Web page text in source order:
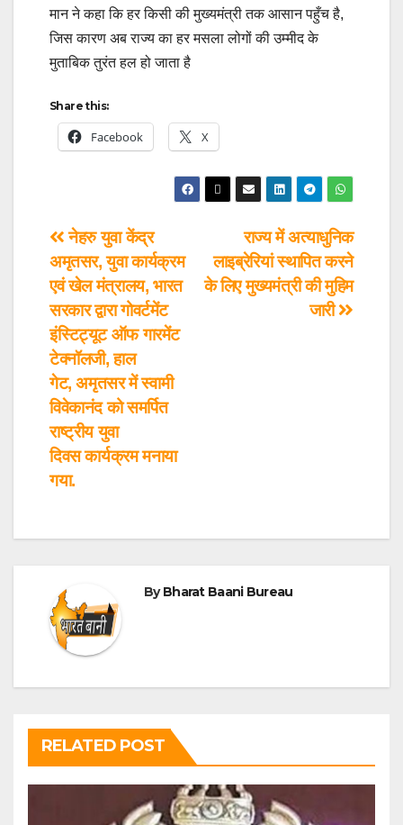
मान ने कहा कि हर किसी की मुख्यमंत्री तक आसान पहुँच है,
जिस कारण अब राज्य का हर मसला लोगों की उम्मीद के
मुताबिक तुरंत हल हो जाता है
Share this:
Facebook X
राज्य में अत्याधुनिक
लाइब्रेरियां स्थापित करने
के लिए मुख्यमंत्री की मुहिम
जारी
नेहरु युवा केंद्र
अमृतसर, युवा कार्यक्रम
एवं खेल मंत्रालय, भारत
सरकार द्वारा गोवर्टमेंट
इंस्टिट्यूट ऑफ गारमेंट
टेक्नॉलजी, हाल
गेट, अमृतसर में स्वामी
विवेकानंद को समर्पित
राष्ट्रीय युवा
दिवस कार्यक्रम मनाया
गया.
ByBharat Baani Bureau
RELATED POST